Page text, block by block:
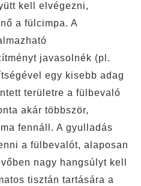
kell elvégezni,
a fülcimpa. A
javasolnék (pl.
egy kisebb adag
területre a fülbevaló
akár többször,
fennáll. A gyulladás
a fülbevalót, alaposan
nagy hangsúlyt kell
tisztán tartására a